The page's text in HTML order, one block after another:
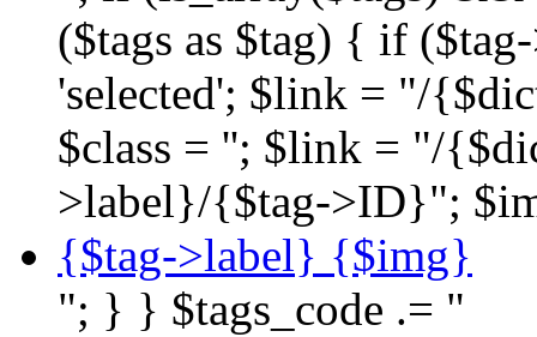
($tags as $tag) { if
'selected'; $link = "/
$class = ''; $link = "/
>label}/{$tag->ID}";
{$tag->label} {$img}
"; } } $tags_code .= "